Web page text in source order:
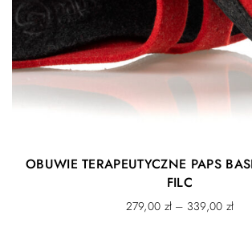
OBUWIE TERAPEUTYCZNE PAPS
FILC
279,00 zł – 339,00 zł